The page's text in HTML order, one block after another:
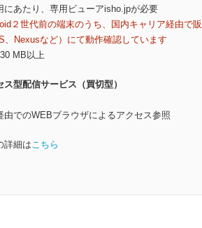
あたり、専用ビューアisho.jpが必要
２世代前の端末のうち、国内キャリア経由で
、Nexusなど）にて動作確認しています
MB以上
ス型配信サービス（買切型）
でのWEBブラウザによるアクセス参照
詳細はこちら